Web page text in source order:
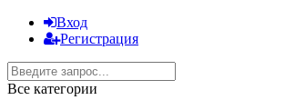
Вход
Регистрация
Все категории